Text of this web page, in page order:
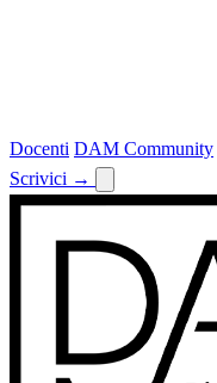
Docenti DAM Community
Scrivici →